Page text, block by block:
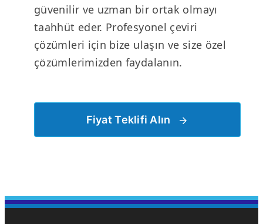
güvenilir ve uzman bir ortak olmayı
taahhüt eder. Profesyonel çeviri
çözümleri için bize ulaşın ve size özel
çözümlerimizden faydalanın.
Fiyat Teklifi Alın